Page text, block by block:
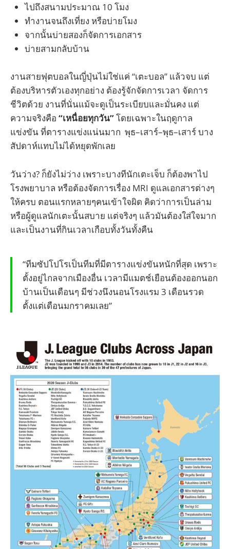
ไปถึงสนามประมาณ 10 โมง
ทำงานจนถึงเที่ยง หรือบ่ายโมง
จากนั้นบ่ายสองก็จัดการเอกสาร
บ่ายสามกลับบ้าน
งานสายฟุตบอลในญี่ปุ่นไม่ใช่แค่ “เตะบอล” แล้วจบ แต่
ต้องบริหารตัวเองทุกอย่าง ต้องรู้จักจัดการเวลา จัดการ
ชีวิตด้วย งานที่นั่นแม้จะดูเป็นระเบียบและมั่นคง แต่
ความจริงคือ “เหนื่อยทุกวัน”โดยเฉพาะในฤดูกาล
แข่งขัน ที่ตารางแข่งแน่นมาก พุธ–เสาร์–พุธ–เสาร์ บาง
สัปดาห์แทบไม่ได้หยุดพักเลย
วันว่าง? ก็ยังไม่ว่าง เพราะบางทีนักเตะเจ็บ ก็ต้องพาไป
โรงพยาบาล หรือต้องจัดการเรื่อง MRI ดูแลเอกสารต่างๆ
ให้ครบ ตอนแรกหลายๆคนเข้าใจผิด คิดว่าการเป็นล่าม
หรือผู้ดูแลนักเตะนั้นสบาย แต่จริงๆ แล้วมันต้องใส่ใจมาก
และเป็นงานที่กินเวลาเกือบทั้งวันทั้งคืน
“ทีมซัปโปโรเป็นทีมที่มีตารางแข่งขันหนักที่สุด เพราะ
ตั้งอยู่ไกลจากเมืองอื่น เวลามีแมตช์เยือนต้องออกนอก
บ้านเป็นเดือนๆ มีช่วงนึงนอนโรงแรม 3 เดือนรวด
ตั้งแต่เดือนมกราคมเลย”